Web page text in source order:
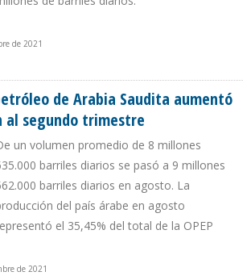
de 2021
de Arabia Saudita aumentó
al segundo trimestre
un volumen promedio de 8 millones
barriles diarios se pasó a 9 millones
barriles diarios en agosto. La
del país árabe en agosto
el 35,45% del total de la OPEP
de 2021